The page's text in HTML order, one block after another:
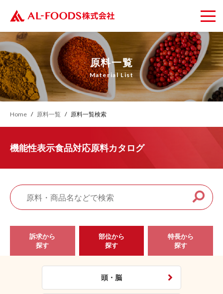
原料一覧
Material List
Home 原料一覧 原料一覧検索
機能性表示食品対応原料カタログ
訴求から
探す
部位から
探す
特長から
探す
頭・脳